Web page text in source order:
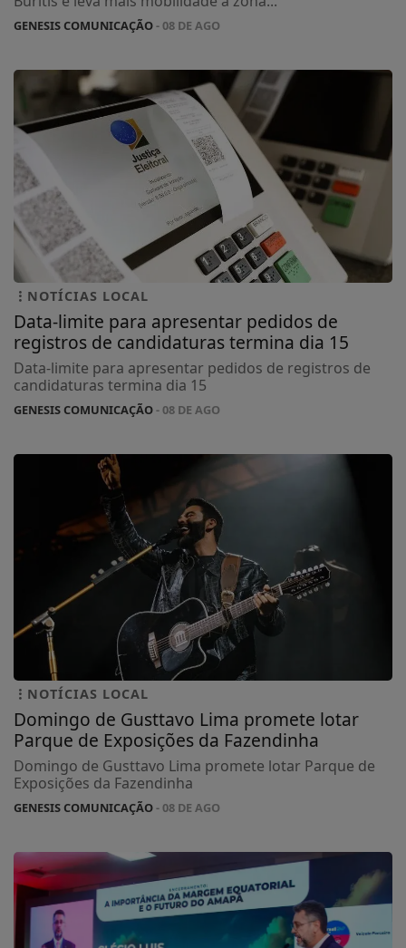
GENESIS COMUNICAÇÃO- 08 DE AGO
NOTÍCIAS LOCAL
Data-limite para apresentar pedidos de
registros de candidaturas termina dia 15
Data-limite para apresentar pedidos de registros de
candidaturas termina dia 15
GENESIS COMUNICAÇÃO- 08 DE AGO
NOTÍCIAS LOCAL
Domingo de Gusttavo Lima promete lotar
Parque de Exposições da Fazendinha
Domingo de Gusttavo Lima promete lotar Parque de
Exposições da Fazendinha
GENESIS COMUNICAÇÃO- 08 DE AGO